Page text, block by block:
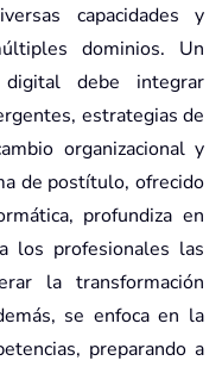
capacidades y
dominios. Un
digital debe integrar
estrategias de
organizacional y
de postítulo, ofrecido
profundiza en
los profesionales las
la transformación
se enfoca en la
preparando a